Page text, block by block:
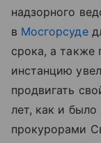
надзорного
в Мосгорсуде
срока, а также
инстанцию
продвигать
лет, как и
прокурорами